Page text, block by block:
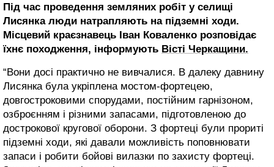
Під час проведення земляних робіт у селищі
Лисянка люди натрапляють на підземні ходи.
Місцевий краєзнавець Іван Коваленко розповідає
їхнє походження, інформують Вісті Черкащини.
“Вони досі практично не вивчалися. В далеку давнину
Лисянка була укріплена мостом-фортецею,
довгостроковими спорудами, постійним гарнізоном,
озброєнням і різними запасами, підготовленою до
дострокової кругової оборони. З фортеці були прориті
підземні ходи, які давали можливість поповнювати
запаси і робити бойові вилазки по захисту фортеці.